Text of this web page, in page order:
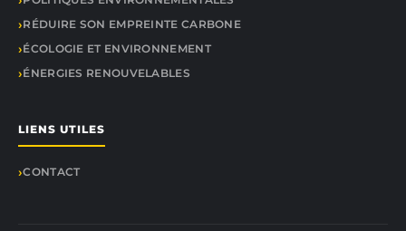
RÉDUIRE SON EMPREINTE CARBONE
ÉCOLOGIE ET ENVIRONNEMENT
ÉNERGIES RENOUVELABLES
LIENS UTILES
CONTACT